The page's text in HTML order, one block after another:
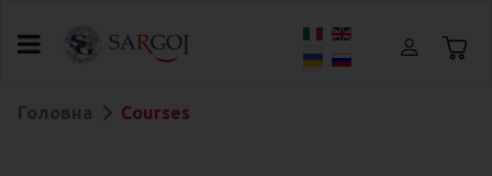
Оберіть свою мову
Головна Courses